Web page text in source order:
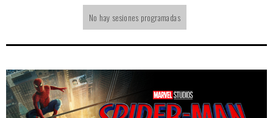
No hay sesiones programadas